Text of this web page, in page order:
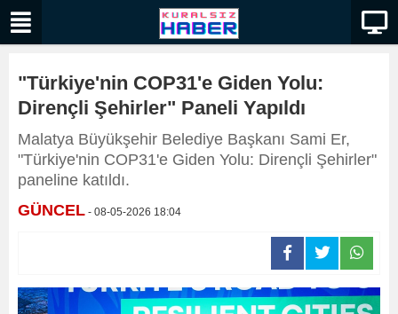
"Türkiye'nin COP31'e Giden Yolu:
Dirençli Şehirler" Paneli Yapıldı
Malatya Büyükşehir Belediye Başkanı Sami Er,
"Türkiye'nin COP31'e Giden Yolu: Dirençli Şehirler"
paneline katıldı.
GÜNCEL - 08-05-2026 18:04